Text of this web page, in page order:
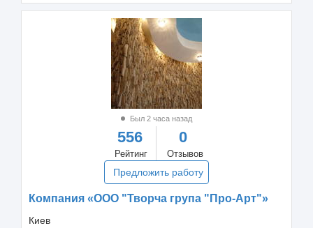
Был 2 часа назад
556
Рейтинг
0
Отзывов
Предложить работу
Компания «ООО "Творча група "Про-Арт"»
Киев